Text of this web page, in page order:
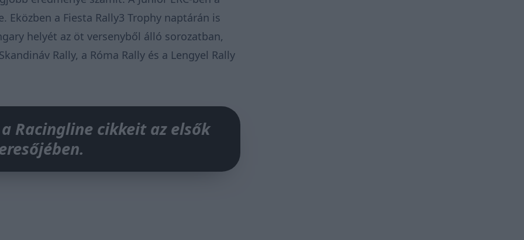
a Fiesta Rally3 Trophy naptárán is
helyét az öt versenyből álló sorozatban,
Rally, a Róma Rally és a Lengyel Rally
Racingline cikkeit az elsők